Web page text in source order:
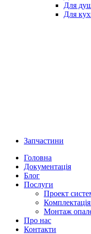
Для
Для
Запчастини
Головна
Документація
Блог
Послуги
Проект
Комплектація
Монтаж
Про нас
Контакти